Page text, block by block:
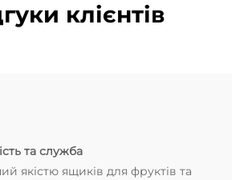
клієнтів
та служба
якістю ящиків для фруктів та